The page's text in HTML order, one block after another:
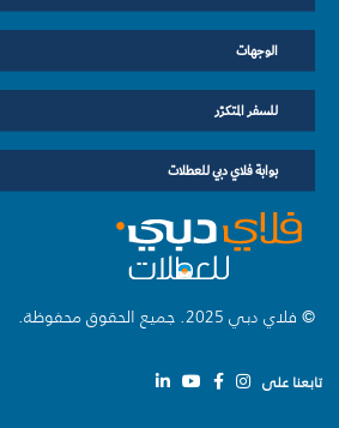
الوجهات
للسفر المتكرّر
بوابة فلاي دبي للعطلات
© فلاي دبي 2025. جميع الحقوق محفوظة.
تابعنا على